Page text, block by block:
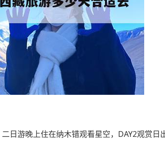
日游晚上住在纳木错观看星空，DAY2观赏日